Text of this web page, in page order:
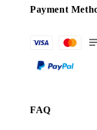
Payment
FAQ